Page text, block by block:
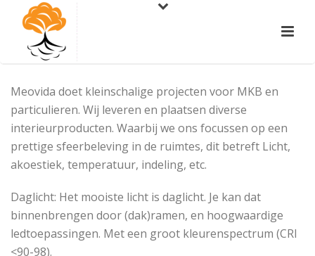
Meovida doet kleinschalige projecten voor MKB en
particulieren. Wij leveren en plaatsen diverse
interieurproducten. Waarbij we ons focussen op een
prettige sfeerbeleving in de ruimtes, dit betreft Licht,
akoestiek, temperatuur, indeling, etc.
Daglicht: Het mooiste licht is daglicht. Je kan dat
binnenbrengen door (dak)ramen, en hoogwaardige
ledtoepassingen. Met een groot kleurenspectrum (CRI
<90-98).